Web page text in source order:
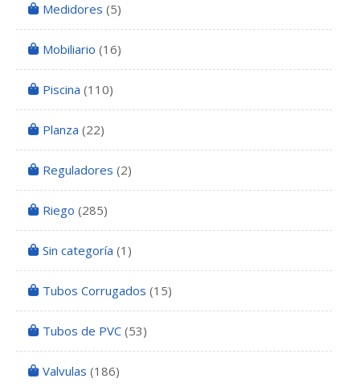
Medidores (5)
Mobiliario (16)
Piscina (110)
Planza (22)
Reguladores (2)
Riego (285)
Sin categoría (1)
Tubos Corrugados (15)
Tubos de PVC (53)
Valvulas (186)